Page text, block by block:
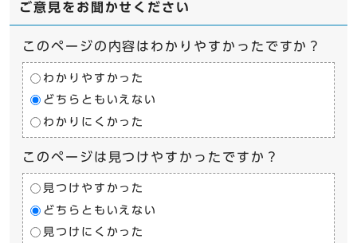
ご意見をお聞かせください
このページの内容はわかりやすかったですか？
わかりやすかった
どちらともいえない
わかりにくかった
このページは見つけやすかったですか？
見つけやすかった
どちらともいえない
見つけにくかった